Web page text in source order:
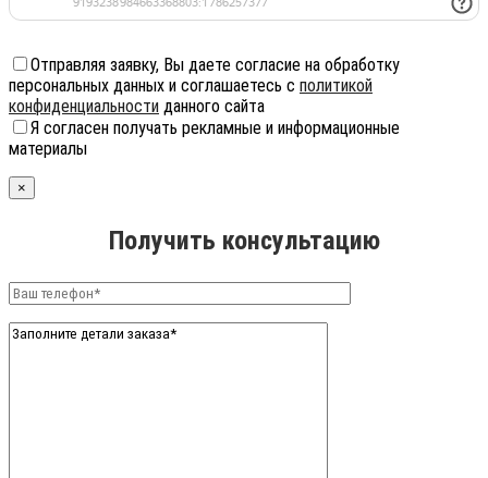
Отправляя заявку, Вы даете согласие на обработку
персональных данных и соглашаетесь с политикой
конфиденциальности данного сайта
Я согласен получать рекламные и информационные
материалы
×
Получить консультацию